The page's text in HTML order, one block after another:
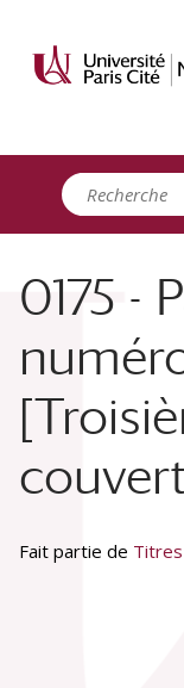
0175 -
Fait partie de